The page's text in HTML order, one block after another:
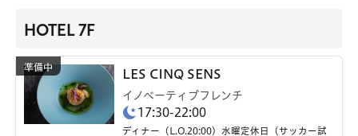
HOTEL 7F
LES CINQ SENS
イノベーティブフレンチ
17:30-22:00
ディナー（L.O.20:00）水曜定休日（サッカー試